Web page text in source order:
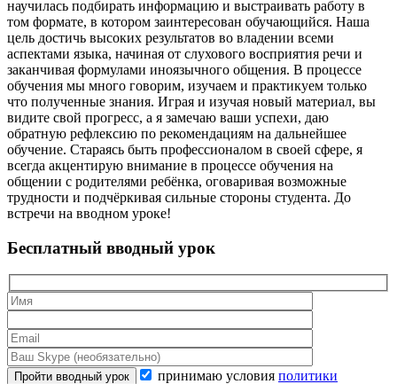
научилась подбирать информацию и выстраивать работу в
том формате, в котором заинтересован обучающийся. Наша
цель достичь высоких результатов во владении всеми
аспектами языка, начиная от слухового восприятия речи и
заканчивая формулами иноязычного общения. В процессе
обучения мы много говорим, изучаем и практикуем только
что полученные знания. Играя и изучая новый материал, вы
видите свой прогресс, а я замечаю ваши успехи, даю
обратную рефлексию по рекомендациям на дальнейшее
обучение. Стараясь быть профессионалом в своей сфере, я
всегда акцентирую внимание в процессе обучения на
общении с родителями ребёнка, оговаривая возможные
трудности и подчёркивая сильные стороны студента. До
встречи на вводном уроке!
Бесплатный вводный урок
принимаю условия политики